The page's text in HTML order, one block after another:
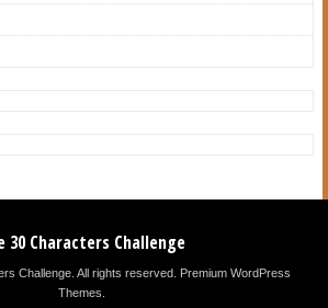
30 Characters Challenge
Challenge. All rights reserved. Premium WordPress
Themes